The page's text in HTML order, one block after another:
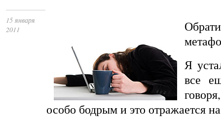
15 января
2011
Я
все
особо бодрым и это отражается